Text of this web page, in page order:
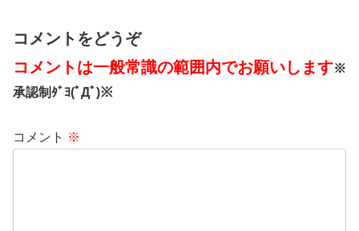
コメントをどうぞ
コメントは一般常識の範囲内でお願いします※
承認制ﾀﾞﾖ(ﾟДﾟ)※
コメント ※